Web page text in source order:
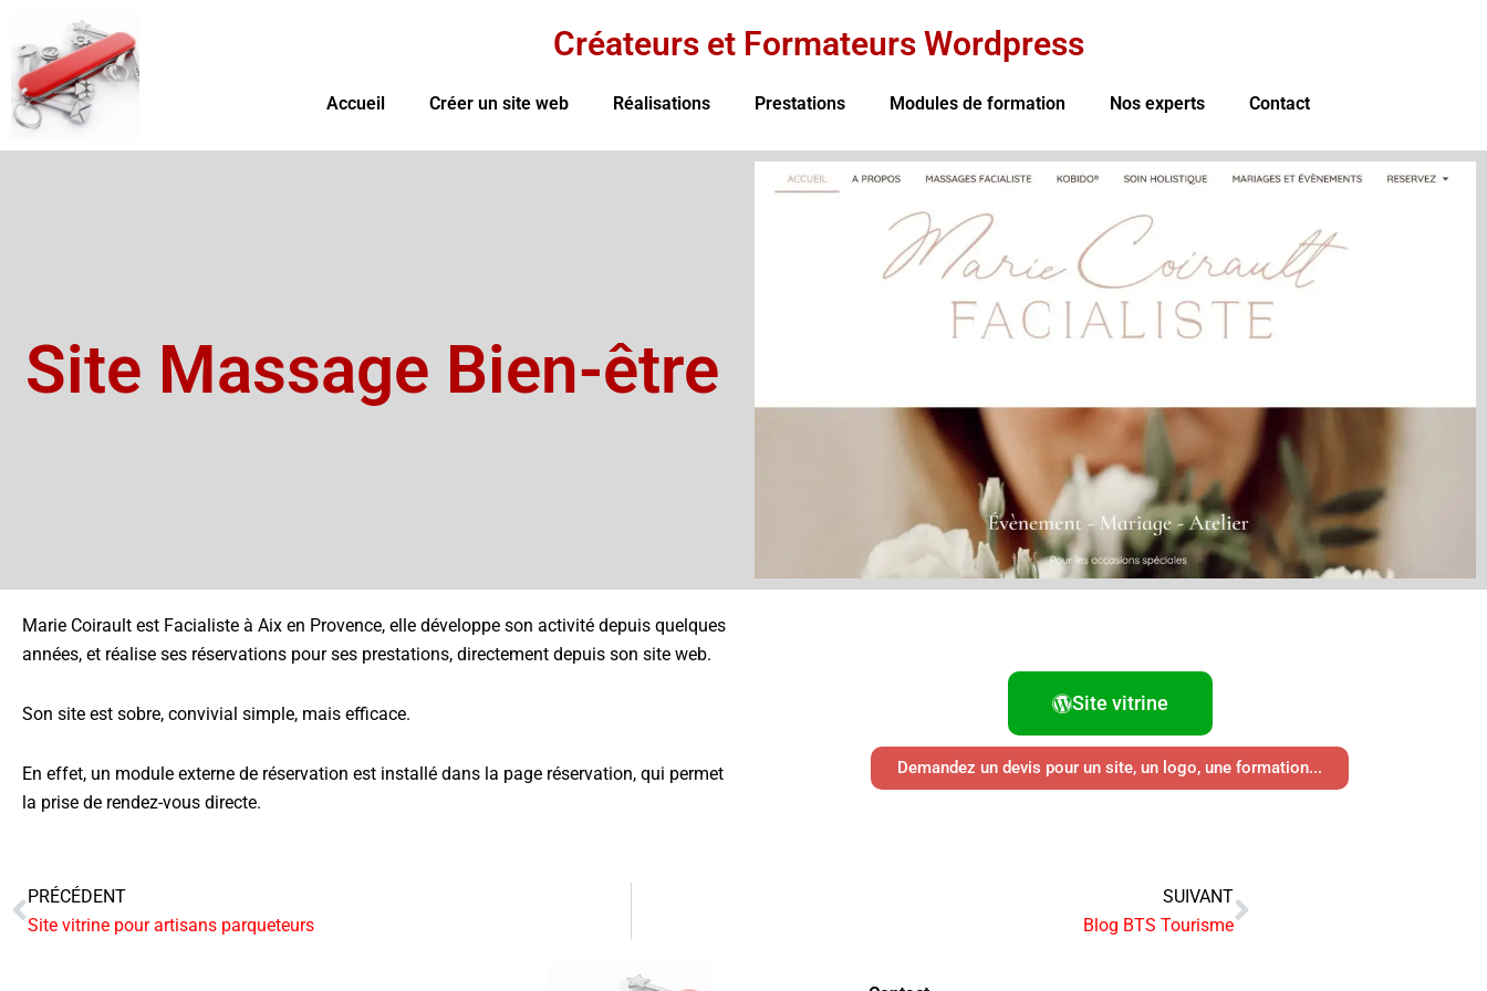
contenu
Créateurs et Formateurs Wordpress
Accueil Créer un site web Réalisations Prestations Modules de formation Nos experts Contact
Site Massage Bien-être
Marie Coirault est Facialiste à Aix en Provence, elle développe son activité depuis quelques
années, et réalise ses réservations pour ses prestations, directement depuis son site web.
Son site est sobre, convivial simple, mais efficace.
En effet, un module externe de réservation est installé dans la page réservation, qui permet
la prise de rendez-vous directe.
Site vitrine
Demandez un devis pour un site, un logo, une formation...
Précédent
PRÉCÉDENT
Site vitrine pour artisans parqueteurs
SUIVANT
Blog BTS TourismeSuivant